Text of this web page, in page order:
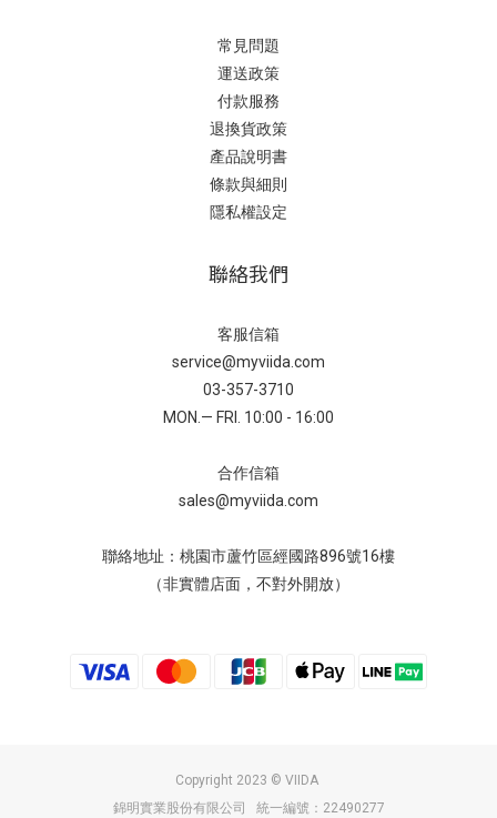
常見問題
運送政策
付款服務
退換貨政策
產品說明書
條款與細則
隱私權設定
聯絡我們
客服信箱
service@myviida.com
03-357-3710
MON.— FRI. 10:00 - 16:00
合作信箱
sales@myviida.com
聯絡地址：桃園市蘆竹區經國路896號16樓
（非實體店面，不對外開放）
Copyright 2023 © VIIDA
錦明實業股份有限公司 統一編號：22490277